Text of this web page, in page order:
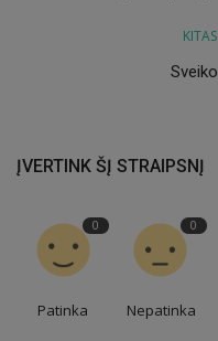
ĮVERTINK ŠĮ STRAIPSNĮ
0
Patinka
0
Nepatinka